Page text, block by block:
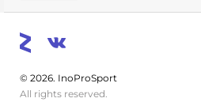
© 2026. InoProSport
All rights reserved.